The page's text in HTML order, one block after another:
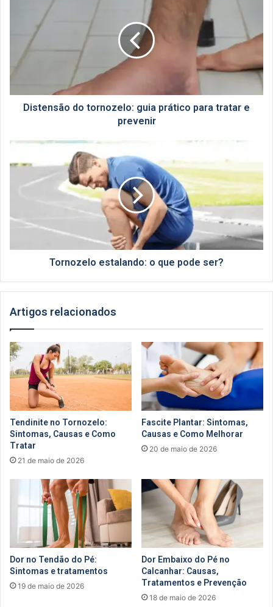
tornozelo:
prático
para
tratar
prevenir
Distensão do tornozelo: guia prático para tratar e
prevenir
Tornozelo
Tornozelo estalando: o que pode ser?
Artigos relacionados
Tendinite no Tornozelo:
Sintomas, Causas e Como
Tratar
21 de maio de 2026
Fascite Plantar: Sintomas,
Causas e Como Melhorar
20 de maio de 2026
Dor no Tendão do Pé:
Sintomas e tratamentos
19 de maio de 2026
Dor Embaixo do Pé no
Calcanhar: Causas,
Tratamentos e Prevenção
18 de maio de 2026